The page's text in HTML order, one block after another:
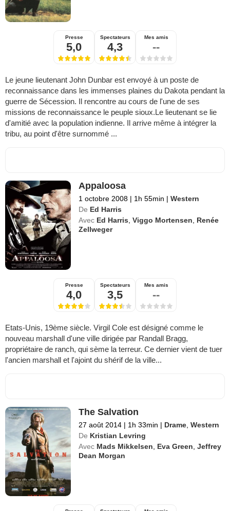
Presse
5,0
Spectateurs
4,3
Mes amis
--
Le jeune lieutenant John Dunbar est envoyé à un poste de
reconnaissance dans les immenses plaines du Dakota pendant la
guerre de Sécession. Il rencontre au cours de l'une de ses
missions de reconnaissance le peuple sioux.Le lieutenant se lie
d'amitié avec la population indienne. Il arrive même à intégrer la
tribu, au point d'être surnommé ...
Appaloosa
1 octobre 2008 | 1h 55min | Western
De Ed Harris
Avec Ed Harris,Viggo Mortensen, Renée
Zellweger
Presse
4,0
Spectateurs
3,5
Mes amis
--
Etats-Unis, 19ème siècle. Virgil Cole est désigné comme le
nouveau marshall d'une ville dirigée par Randall Bragg,
propriétaire de ranch, qui sème la terreur. Ce dernier vient de tuer
l'ancien marshall et l'ajoint du shérif de la ville...
The Salvation
27 août 2014 | 1h 33min | Drame,Western
De Kristian Levring
Avec Mads Mikkelsen, Eva Green,Jeffrey
Dean Morgan